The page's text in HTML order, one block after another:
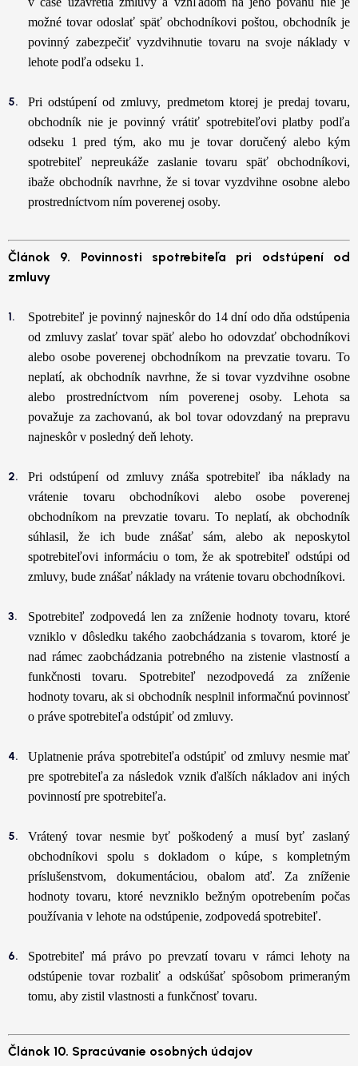
možné tovar odoslať späť obchodníkovi poštou, obchodník je
povinný zabezpečiť vyzdvihnutie tovaru na svoje náklady v
lehote podľa odseku 1.
Pri odstúpení od zmluvy, predmetom ktorej je predaj tovaru,
obchodník nie je povinný vrátiť spotrebiteľovi platby podľa
odseku 1 pred tým, ako mu je tovar doručený alebo kým
spotrebiteľ nepreukáže zaslanie tovaru späť obchodníkovi,
ibaže obchodník navrhne, že si tovar vyzdvihne osobne alebo
prostredníctvom ním poverenej osoby.
Článok 9. Povinnosti spotrebiteľa pri odstúpení od
zmluvy
Spotrebiteľ je povinný najneskôr do 14 dní odo dňa odstúpenia
od zmluvy zaslať tovar späť alebo ho odovzdať obchodníkovi
alebo osobe poverenej obchodníkom na prevzatie tovaru. To
neplatí, ak obchodník navrhne, že si tovar vyzdvihne osobne
alebo prostredníctvom ním poverenej osoby. Lehota sa
považuje za zachovanú, ak bol tovar odovzdaný na prepravu
najneskôr v posledný deň lehoty.
Pri odstúpení od zmluvy znáša spotrebiteľ iba náklady na
vrátenie tovaru obchodníkovi alebo osobe poverenej
obchodníkom na prevzatie tovaru. To neplatí, ak obchodník
súhlasil, že ich bude znášať sám, alebo ak neposkytol
spotrebiteľovi informáciu o tom, že ak spotrebiteľ odstúpi od
zmluvy, bude znášať náklady na vrátenie tovaru obchodníkovi.
Spotrebiteľ zodpovedá len za zníženie hodnoty tovaru, ktoré
vzniklo v dôsledku takého zaobchádzania s tovarom, ktoré je
nad rámec zaobchádzania potrebného na zistenie vlastností a
funkčnosti tovaru. Spotrebiteľ nezodpovedá za zníženie
hodnoty tovaru, ak si obchodník nesplnil informačnú povinnosť
o práve spotrebiteľa odstúpiť od zmluvy.
Uplatnenie práva spotrebiteľa odstúpiť od zmluvy nesmie mať
pre spotrebiteľa za následok vznik ďalších nákladov ani iných
povinností pre spotrebiteľa.
Vrátený tovar nesmie byť poškodený a musí byť zaslaný
obchodníkovi spolu s dokladom o kúpe, s kompletným
príslušenstvom, dokumentáciou, obalom atď. Za zníženie
hodnoty tovaru, ktoré nevzniklo bežným opotrebením počas
používania v lehote na odstúpenie, zodpovedá spotrebiteľ.
Spotrebiteľ má právo po prevzatí tovaru v rámci lehoty na
odstúpenie tovar rozbaliť a odskúšať spôsobom primeraným
tomu, aby zistil vlastnosti a funkčnosť tovaru.
Článok 10. Spracúvanie osobných údajov